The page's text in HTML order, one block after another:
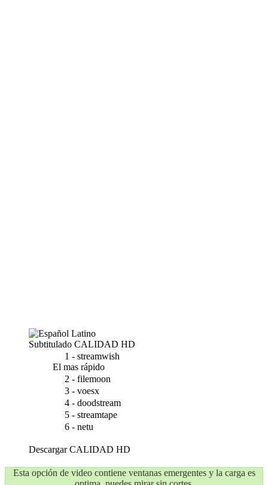
Subtitulado CALIDAD HD
1 - streamwish
El mas rápido
2 - filemoon
3 - voesx
4 - doodstream
5 - streamtape
6 - netu
DescargarCALIDAD HD
Esta opción de video contiene ventanas emergentes y la carga es